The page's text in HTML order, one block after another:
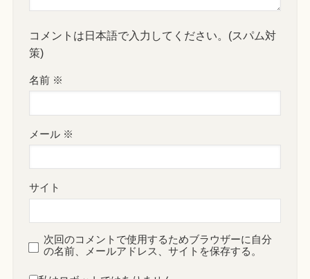
コメントは日本語で入力してください。(スパム対
策)
名前 ※
メール ※
サイト
次回のコメントで使用するためブラウザーに自分
の名前、メールアドレス、サイトを保存する。